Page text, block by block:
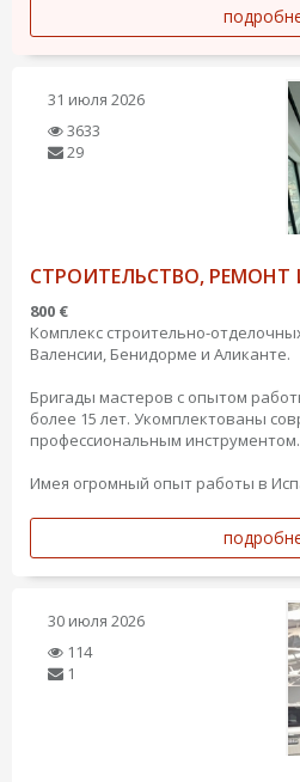
31 июля 2026
3633
29
СТРОИТЕЛЬСТВО, РЕМОНТ
800 €
Комплекс строительно-
Валенсии, Бенидорме и Аликанте.
Бригады мастеров с опытом
более 15 лет. Укомплектованы
профессиональным инструментом.
Имея огромный опыт работы в
30 июля 2026
114
1